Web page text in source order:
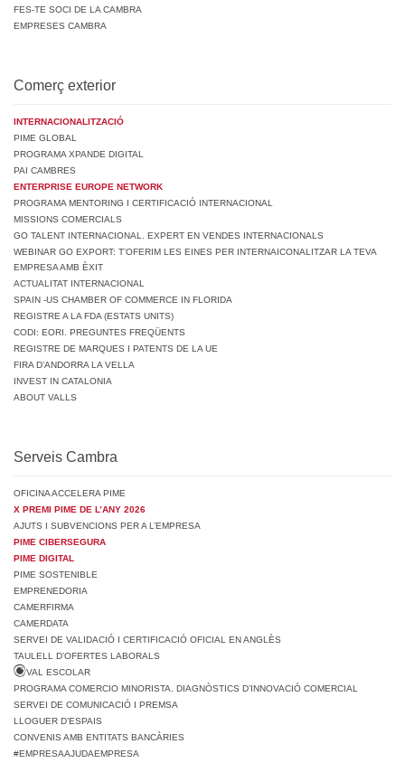
FES-TE SOCI DE LA CAMBRA
EMPRESES CAMBRA
Comerç exterior
INTERNACIONALITZACIÓ
PIME GLOBAL
PROGRAMA XPANDE DIGITAL
PAI CAMBRES
ENTERPRISE EUROPE NETWORK
PROGRAMA MENTORING I CERTIFICACIÓ INTERNACIONAL
MISSIONS COMERCIALS
GO TALENT INTERNACIONAL. EXPERT EN VENDES INTERNACIONALS
WEBINAR GO EXPORT: T’OFERIM LES EINES PER INTERNAICONALITZAR LA TEVA
EMPRESA AMB ÈXIT
ACTUALITAT INTERNACIONAL
SPAIN -US CHAMBER OF COMMERCE IN FLORIDA
REGISTRE A LA FDA (ESTATS UNITS)
CODI: EORI. PREGUNTES FREQÜENTS
REGISTRE DE MARQUES I PATENTS DE LA UE
FIRA D’ANDORRA LA VELLA
INVEST IN CATALONIA
ABOUT VALLS
Serveis Cambra
OFICINA ACCELERA PIME
X PREMI PIME DE L’ANY 2026
AJUTS I SUBVENCIONS PER A L’EMPRESA
PIME CIBERSEGURA
PIME DIGITAL
PIME SOSTENIBLE
EMPRENEDORIA
CAMERFIRMA
CAMERDATA
SERVEI DE VALIDACIÓ I CERTIFICACIÓ OFICIAL EN ANGLÈS
TAULELL D’OFERTES LABORALS
VAL ESCOLAR
PROGRAMA COMERCIO MINORISTA. DIAGNÒSTICS D’INNOVACIÓ COMERCIAL
SERVEI DE COMUNICACIÓ I PREMSA
LLOGUER D’ESPAIS
CONVENIS AMB ENTITATS BANCÀRIES
#EMPRESAAJUDAEMPRESA